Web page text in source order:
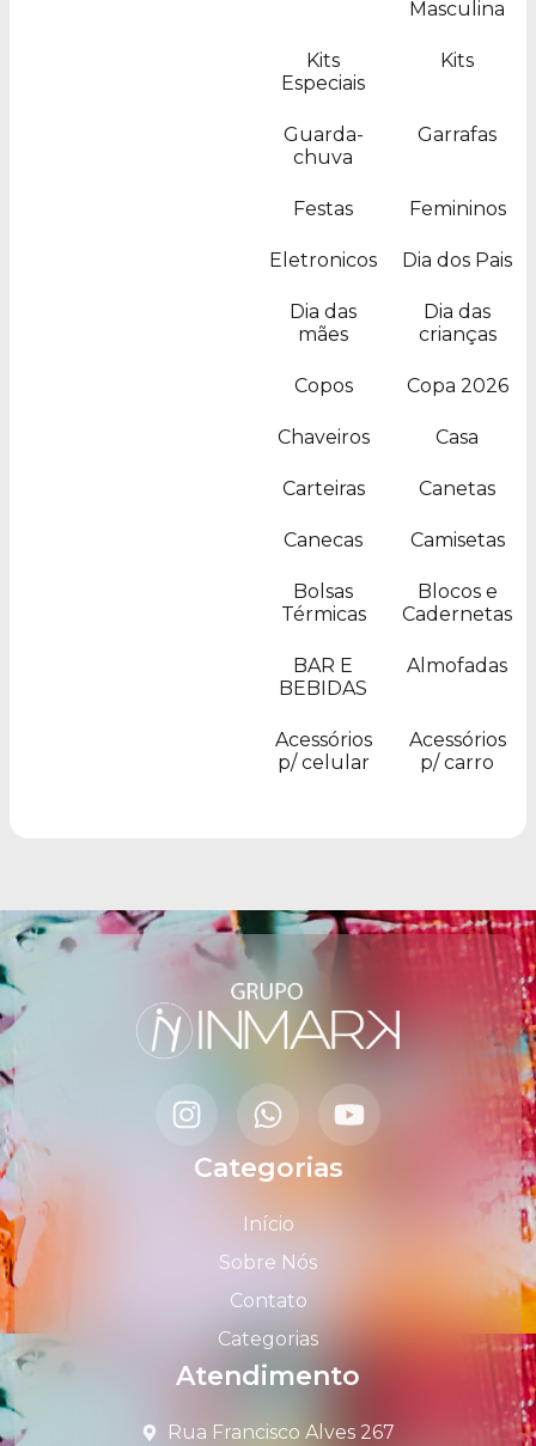
Masculina
Kits
Especiais
Kits
Guarda-
chuva
Garrafas
Festas Femininos
Eletronicos Dia dos Pais
Dia das
mães
Dia das
crianças
Copos Copa 2026
Chaveiros Casa
Carteiras Canetas
Canecas Camisetas
Bolsas
Térmicas
Blocos e
Cadernetas
BAR E
BEBIDAS
Almofadas
Acessórios
p/ celular
Acessórios
p/ carro
Categorias
Início
Sobre Nós
Contato
Categorias
Atendimento
Rua Francisco Alves 267